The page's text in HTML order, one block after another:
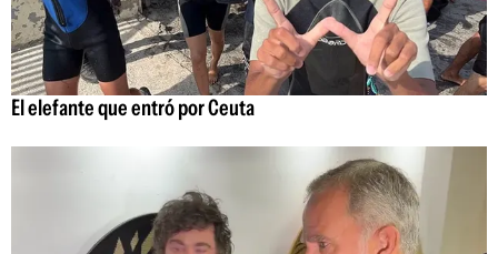
El elefante que entró por Ceuta